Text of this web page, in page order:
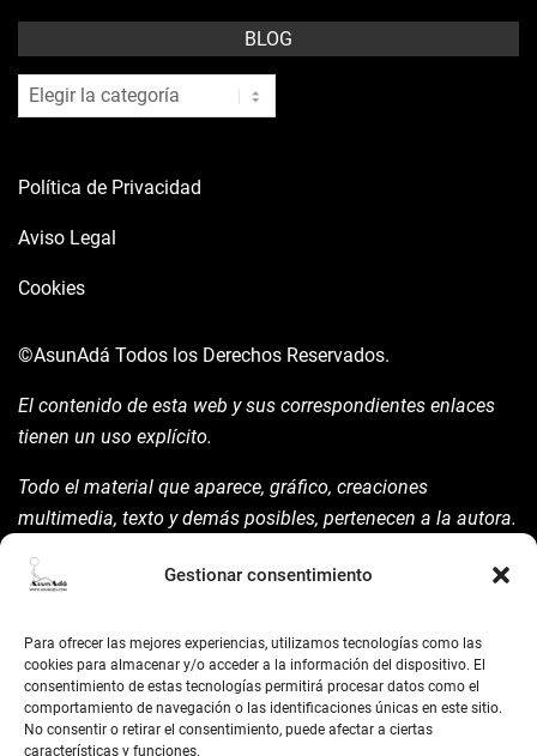
Gestionar consentimiento
Para ofrecer las mejores experiencias, utilizamos tecnologías como las
cookies para almacenar y/o acceder a la información del dispositivo. El
consentimiento de estas tecnologías permitirá procesar datos como el
comportamiento de navegación o las identificaciones únicas en este sitio.
No consentir o retirar el consentimiento, puede afectar a ciertas
características y funciones.
BLOG
blog
Política de Privacidad
Aviso Legal
Cookies
©AsunAdá Todos los Derechos Reservados.
El contenido de esta web y sus correspondientes enlaces
tienen un uso explícito.
Todo el material que aparece, gráfico, creaciones
multimedia, texto y demás posibles, pertenecen a la autora.
la mism para ello.
Siempre habrá de nombrarla y reconocer pues su autoría
©AsunAdá ​Gracias.